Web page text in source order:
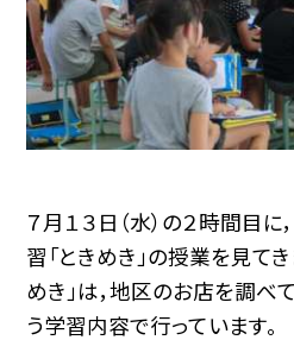
７月１３日（水）の２時間目
習「ときめき」の授業を見てき
めき」は，地区のお店を調べ
う学習内容で行っています。